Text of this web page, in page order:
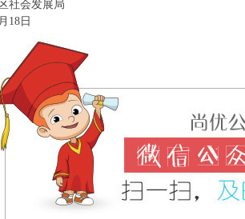
社会发展局
18日